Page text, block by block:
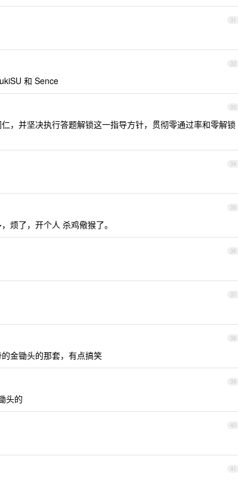
31
32
和 Sence
33
，并坚决执行答题解锁这一指导方针，贯彻零通过率和零解锁
34
35
烦了，开个人 杀鸡儆猴了。
36
37
38
金锄头的那套，有点搞笑
39
头的
40
41